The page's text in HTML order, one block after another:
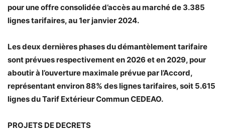
pour une offre consolidée d’accès au marché de 3.385
lignes tarifaires, au 1er janvier 2024.
Les deux dernières phases du démantèlement tarifaire
sont prévues respectivement en 2026 et en 2029, pour
aboutir à l’ouverture maximale prévue par l’Accord,
représentant environ 88% des lignes tarifaires, soit 5.615
lignes du Tarif Extérieur Commun CEDEAO.
PROJETS DE DECRETS